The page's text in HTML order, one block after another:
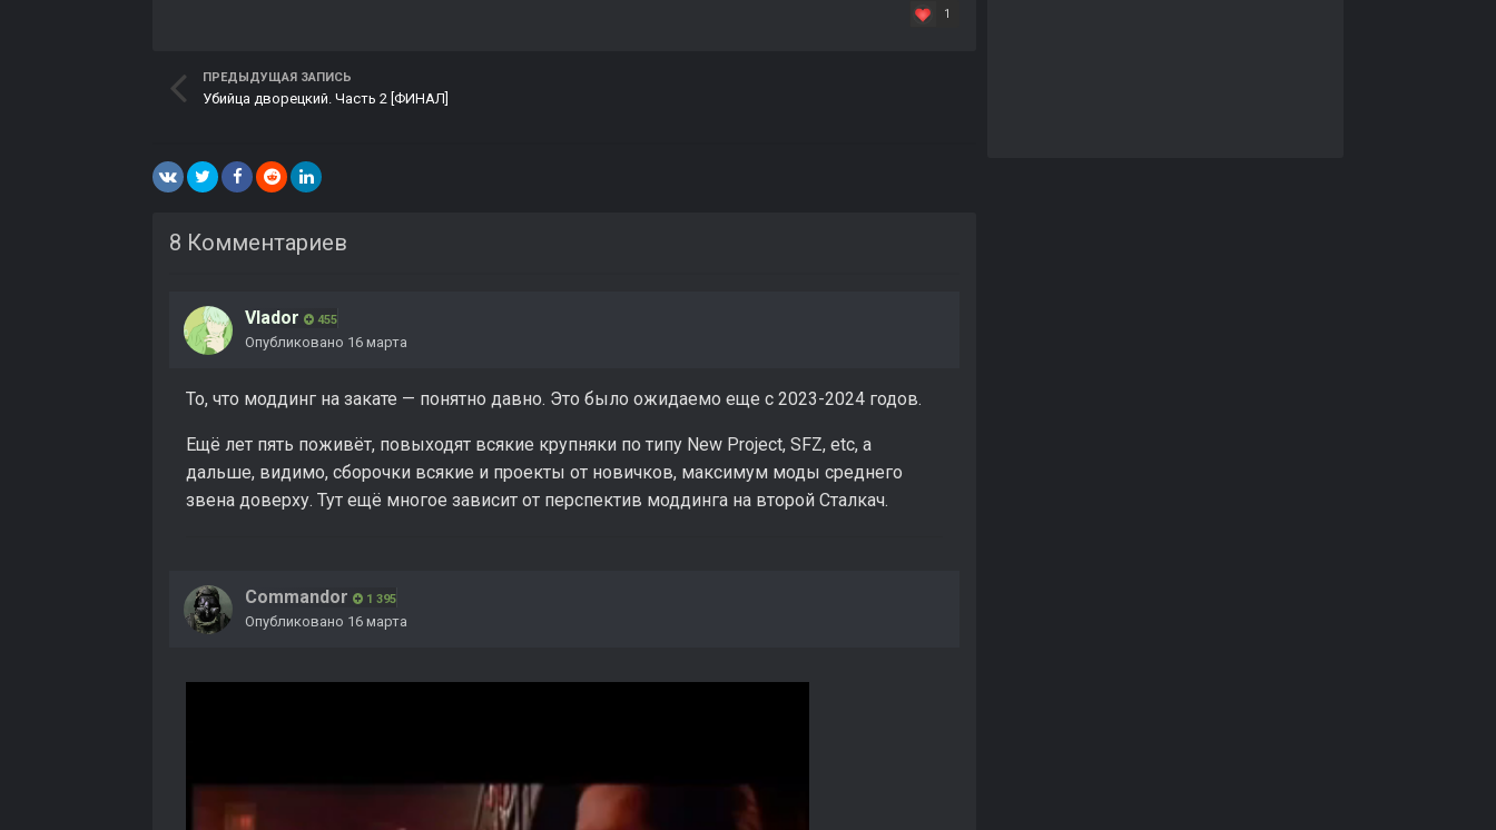
1
ПРЕДЫДУЩАЯ ЗАПИСЬ
Убийца дворецкий. Часть 2 [ФИНАЛ]
8 Комментариев
Vlador 455
Опубликовано 16 марта
То, что моддинг на закате — понятно давно. Это было ожидаемо еще с 2023-2024 годов.
Ещё лет пять поживёт, повыходят всякие крупняки по типу New Project, SFZ, etc, а
дальше, видимо, сборочки всякие и проекты от новичков, максимум моды среднего
звена доверху. Тут ещё многое зависит от перспектив моддинга на второй Сталкач.
Commandor 1 395
Опубликовано 16 марта